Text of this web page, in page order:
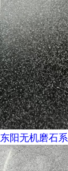
东阳无机磨石系